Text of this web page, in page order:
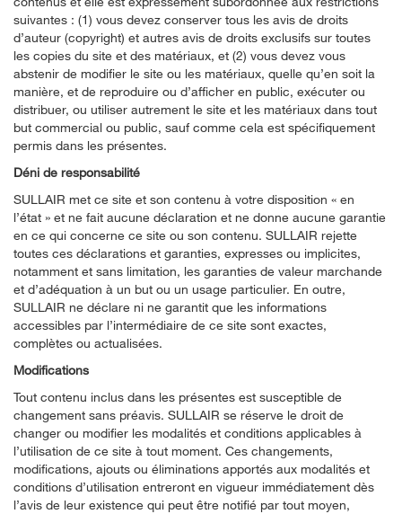
suivantes : (1) vous devez conserver tous les avis de droits
d’auteur (copyright) et autres avis de droits exclusifs sur toutes
les copies du site et des matériaux, et (2) vous devez vous
abstenir de modifier le site ou les matériaux, quelle qu’en soit la
manière, et de reproduire ou d’afficher en public, exécuter ou
distribuer, ou utiliser autrement le site et les matériaux dans tout
but commercial ou public, sauf comme cela est spécifiquement
permis dans les présentes.
Déni de responsabilité
SULLAIR met ce site et son contenu à votre disposition « en
l’état » et ne fait aucune déclaration et ne donne aucune garantie
en ce qui concerne ce site ou son contenu. SULLAIR rejette
toutes ces déclarations et garanties, expresses ou implicites,
notamment et sans limitation, les garanties de valeur marchande
et d’adéquation à un but ou un usage particulier. En outre,
SULLAIR ne déclare ni ne garantit que les informations
accessibles par l’intermédiaire de ce site sont exactes,
complètes ou actualisées.
Modifications
Tout contenu inclus dans les présentes est susceptible de
changement sans préavis. SULLAIR se réserve le droit de
changer ou modifier les modalités et conditions applicables à
l’utilisation de ce site à tout moment. Ces changements,
modifications, ajouts ou éliminations apportés aux modalités et
conditions d’utilisation entreront en vigueur immédiatement dès
l’avis de leur existence qui peut être notifié par tout moyen,